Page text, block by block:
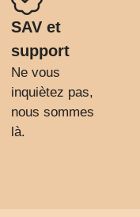
SAV et
support
Ne vous
inquiètez pas,
nous sommes
là.